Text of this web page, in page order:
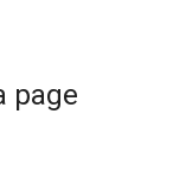
page